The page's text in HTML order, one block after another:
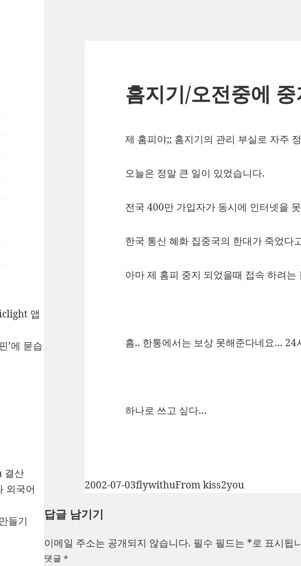
앱
’에 묻습
결산
외국어
들기
홈지기/오전중에
제 홈피야;; 홈지기의 관리 부실로 자주
오늘은 정말 큰 일이 있었습니다.
전국 400만 가입자가 동시에 인터넷을
한국 통신 혜화 집중국의 한대가 죽었다
아마 제 홈피 중지 되었을때 접속 하려는
흠.. 한통에서는 보상 못해준다네요…
하나로 쓰고 싶다…
작
일
2002-07-03글
flywithu카
From kiss2you
답글 남기기
이메일 주소는 공개되지 않습니다. 필수 필드는 *로 표시됩
댓글*